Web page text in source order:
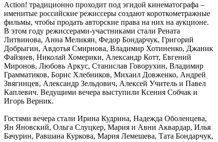
Action! традиционно проходит под эгидой кинематографа –
именитые российские режиссеры создают короткометражные
фильмы, чтобы продать авторские права на них на аукционе.
В этом году режиссерами-участниками стали Рената
Литвинова, Анна Меликян, Федор Бондарчук, Григорий
Добрыгин, Авдотья Смирнова, Владимир Хотиненко, Джаник
Файзиев, Николай Хомерики, Александр Котт, Евгений
Миронов, Любовь Аркус, Станислав Говорухин, Владимир
Грамматиков, Борис Хлебников, Михаил Довженко, Андрей
Звягинцев, Александр Зельдович, Алексей Учитель и Павел
Каплевич. Ведущими вечера выступили Ксения Собчак и
Игорь Верник.
Гостями вечера стали Ирина Кудрина, Надежда Оболенцева,
Ян Яновский, Ольга Слуцкер, Мария и Авни Аквардар, Илья
Бачурин, Равшана Куркова, Мария Лемешева, Тата Бондарчук,